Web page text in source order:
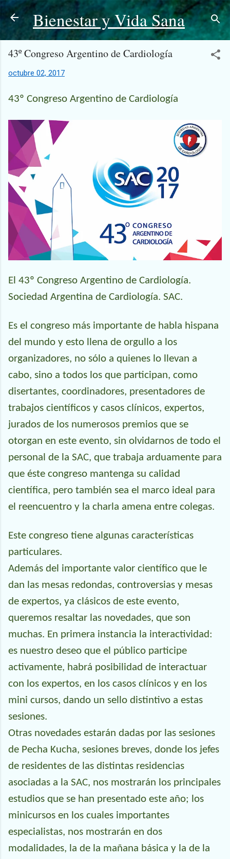
Ir al contenido principal
Bienestar y Vida Sana
43º Congreso Argentino de Cardiología
octubre 02, 2017
43º Congreso Argentino de Cardiología
El 43º Congreso Argentino de Cardiología.
Sociedad Argentina de Cardiología. SAC.
Es el congreso más importante de habla hispana
del mundo y esto llena de orgullo a los
organizadores, no sólo a quienes lo llevan a
cabo, sino a todos los que participan, como
disertantes, coordinadores, presentadores de
trabajos científicos y casos clínicos, expertos,
jurados de los numerosos premios que se
otorgan en este evento, sin olvidarnos de todo el
personal de la SAC, que trabaja arduamente para
que éste congreso mantenga su calidad
científica, pero también sea el marco ideal para
el reencuentro y la charla amena entre colegas.
Este congreso tiene algunas características
particulares.
Además del importante valor científico que le
dan las mesas redondas, controversias y mesas
de expertos, ya clásicos de este evento,
queremos resaltar las novedades, que son
muchas. En primera instancia la interactividad:
es nuestro deseo que el público participe
activamente, habrá posibilidad de interactuar
con los expertos, en los casos clínicos y en los
mini cursos, dando un sello distintivo a estas
sesiones.
Otras novedades estarán dadas por las sesiones
de Pecha Kucha, sesiones breves, donde los jefes
de residentes de las distintas residencias
asociadas a la SAC, nos mostrarán los principales
estudios que se han presentado este año; los
minicursos en los cuales importantes
especialistas, nos mostrarán en dos
modalidades, la de la mañana básica y la de la